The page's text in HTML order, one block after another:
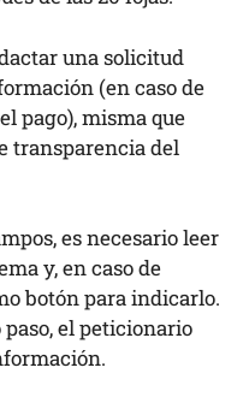
una solicitud
(en caso de
pago), misma que
transparencia del
es necesario leer
y, en caso de
botón para indicarlo.
el peticionario